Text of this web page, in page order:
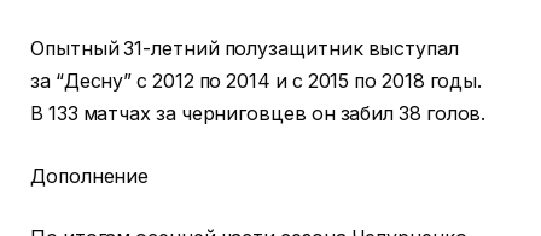
Опытный 31-летний полузащитник выступал
за “Десну” с 2012 по 2014 и с 2015 по 2018 годы.
В 133 матчах за черниговцев он забил 38 голов.
Дополнение